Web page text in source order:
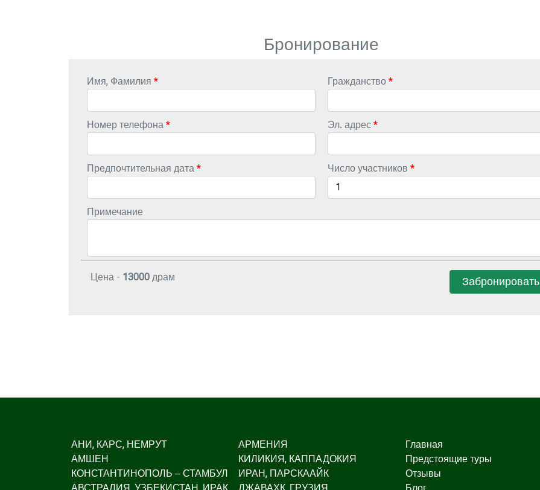
Бронирование
Имя, Фамилия Гражданство
Номер телефона Эл. адрес
Предпочтительная дата Число участников
Примечание
Цена - 13000 драм Забронировать
АНИ, КАРС, НЕМРУТ
АРМЕНИЯ
АМШЕН
КИЛИКИЯ, КАППАДОКИЯ
КОНСТАНТИНОПОЛЬ – СТАМБУЛ
ИРАН, ПАРСКААЙК
АВСТРАЛИЯ, УЗБЕКИСТАН, ИРАК,
ДЖАВАХК, ГРУЗИЯ
Главная
Предстоящие туры
Отзывы
Блог